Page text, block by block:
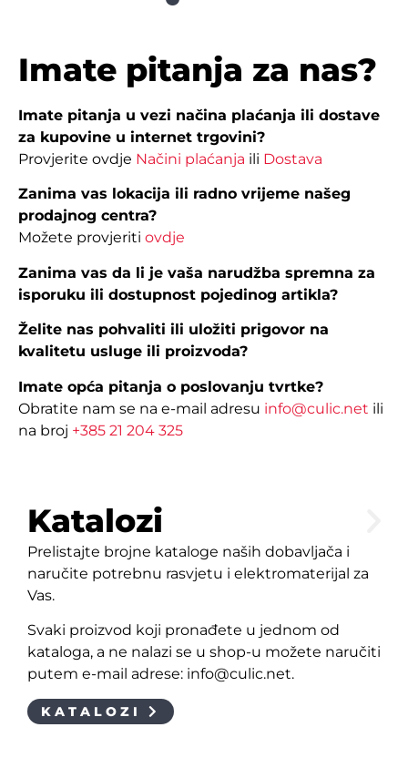
Imate pitanja za nas?
Imate pitanja u vezi načina plaćanja ili dostave
za kupovine u internet trgovini?
Provjerite ovdje Načini plaćanja ili Dostava
Zanima vas lokacija ili radno vrijeme našeg
prodajnog centra?
Možete provjeriti ovdje
Zanima vas da li je vaša narudžba spremna za
isporuku ili dostupnost pojedinog artikla?
Želite nas pohvaliti ili uložiti prigovor na
kvalitetu usluge ili proizvoda?
Imate opća pitanja o poslovanju tvrtke?
Obratite nam se na e-mail adresu info@culic.net ili
na broj +385 21 204 325
Katalozi
Prelistajte brojne kataloge naših dobavljača i
naručite potrebnu rasvjetu i elektromaterijal za
Vas.
Svaki proizvod koji pronađete u jednom od
kataloga, a ne nalazi se u shop-u možete naručiti
putem e-mail adrese: info@culic.net.
KATALOZI